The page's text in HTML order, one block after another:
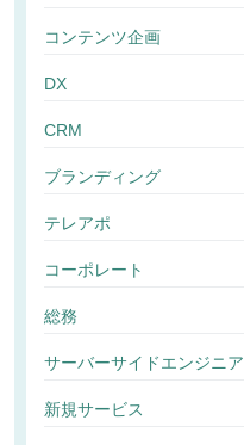
コンテンツ企画
DX
CRM
ブランディング
テレアポ
コーポレート
総務
サーバーサイドエンジニア
新規サービス